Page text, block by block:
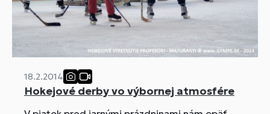
18.2.2014
Hokejové derby vo výbornej atmosfére